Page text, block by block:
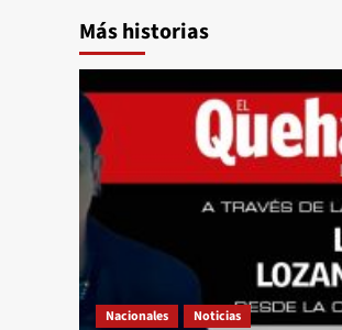
Más historias
Nacionales Noticias